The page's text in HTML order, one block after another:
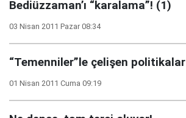
Bediüzzaman’ı “karalama”! (1)
03 Nisan 2011 Pazar 08:34
“Temenniler”le çelişen politikalar
01 Nisan 2011 Cuma 09:19